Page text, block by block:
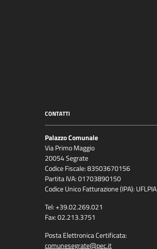
CONTATTI
Palazzo Comunale
Via Primo Maggio
20054 Segrate
Codice Fiscale: 83503670156
Partita IVA: 01703890150
Codice Unico Fatturazione (IPA): UFLPIA
Tel: +39.02.269.021
Fax: 02.213.3751
Posta Elettronica Certificata:
comunesegrate@pec.it